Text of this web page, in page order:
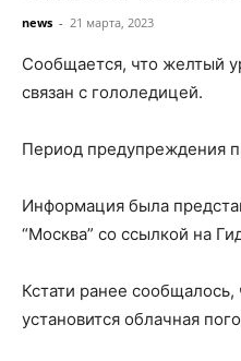
news - 21 марта, 2023
Сообщается, что желтый
связан с гололедицей.
Период предупреждения
Информация была
“Москва” со ссылкой на
Кстати ранее
установится облачная